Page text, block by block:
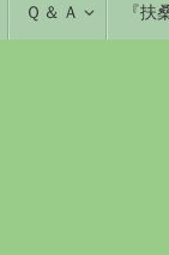
Ｑ ＆ Ａ 『扶